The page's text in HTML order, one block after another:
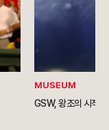
MUSEUM
GSW, 왕조의 시작